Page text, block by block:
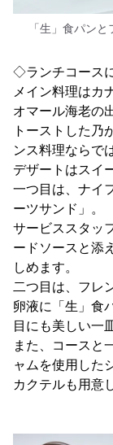
「生」食パン
◇ランチコース
メイン料理はカ
オマール海老の
トーストした乃
ンス料理ならで
デザートはスイ
一つ目は、ナイ
ーツサンド」。
サービススタッ
ードソースと添
しめます。
二つ目は、フレ
卵液に「生」食
目にも美しい一
また、コースと
ャムを使用した
カクテルも用意